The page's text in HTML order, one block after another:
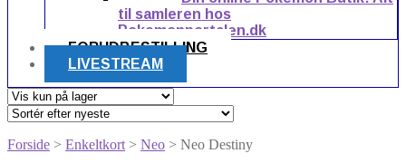
til samleren hos
Pokemonportalen.dk
FORUDBESTILLING
LIVESTREAM
Forside > Enkeltkort > Neo > Neo Destiny